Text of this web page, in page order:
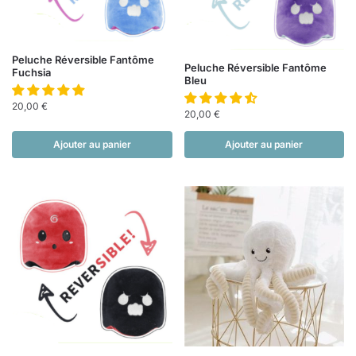
Peluche Réversible Fantôme
Fuchsia
20,00 €
Ajouter au panier
Peluche Réversible Fantôme
Bleu
20,00 €
Ajouter au panier